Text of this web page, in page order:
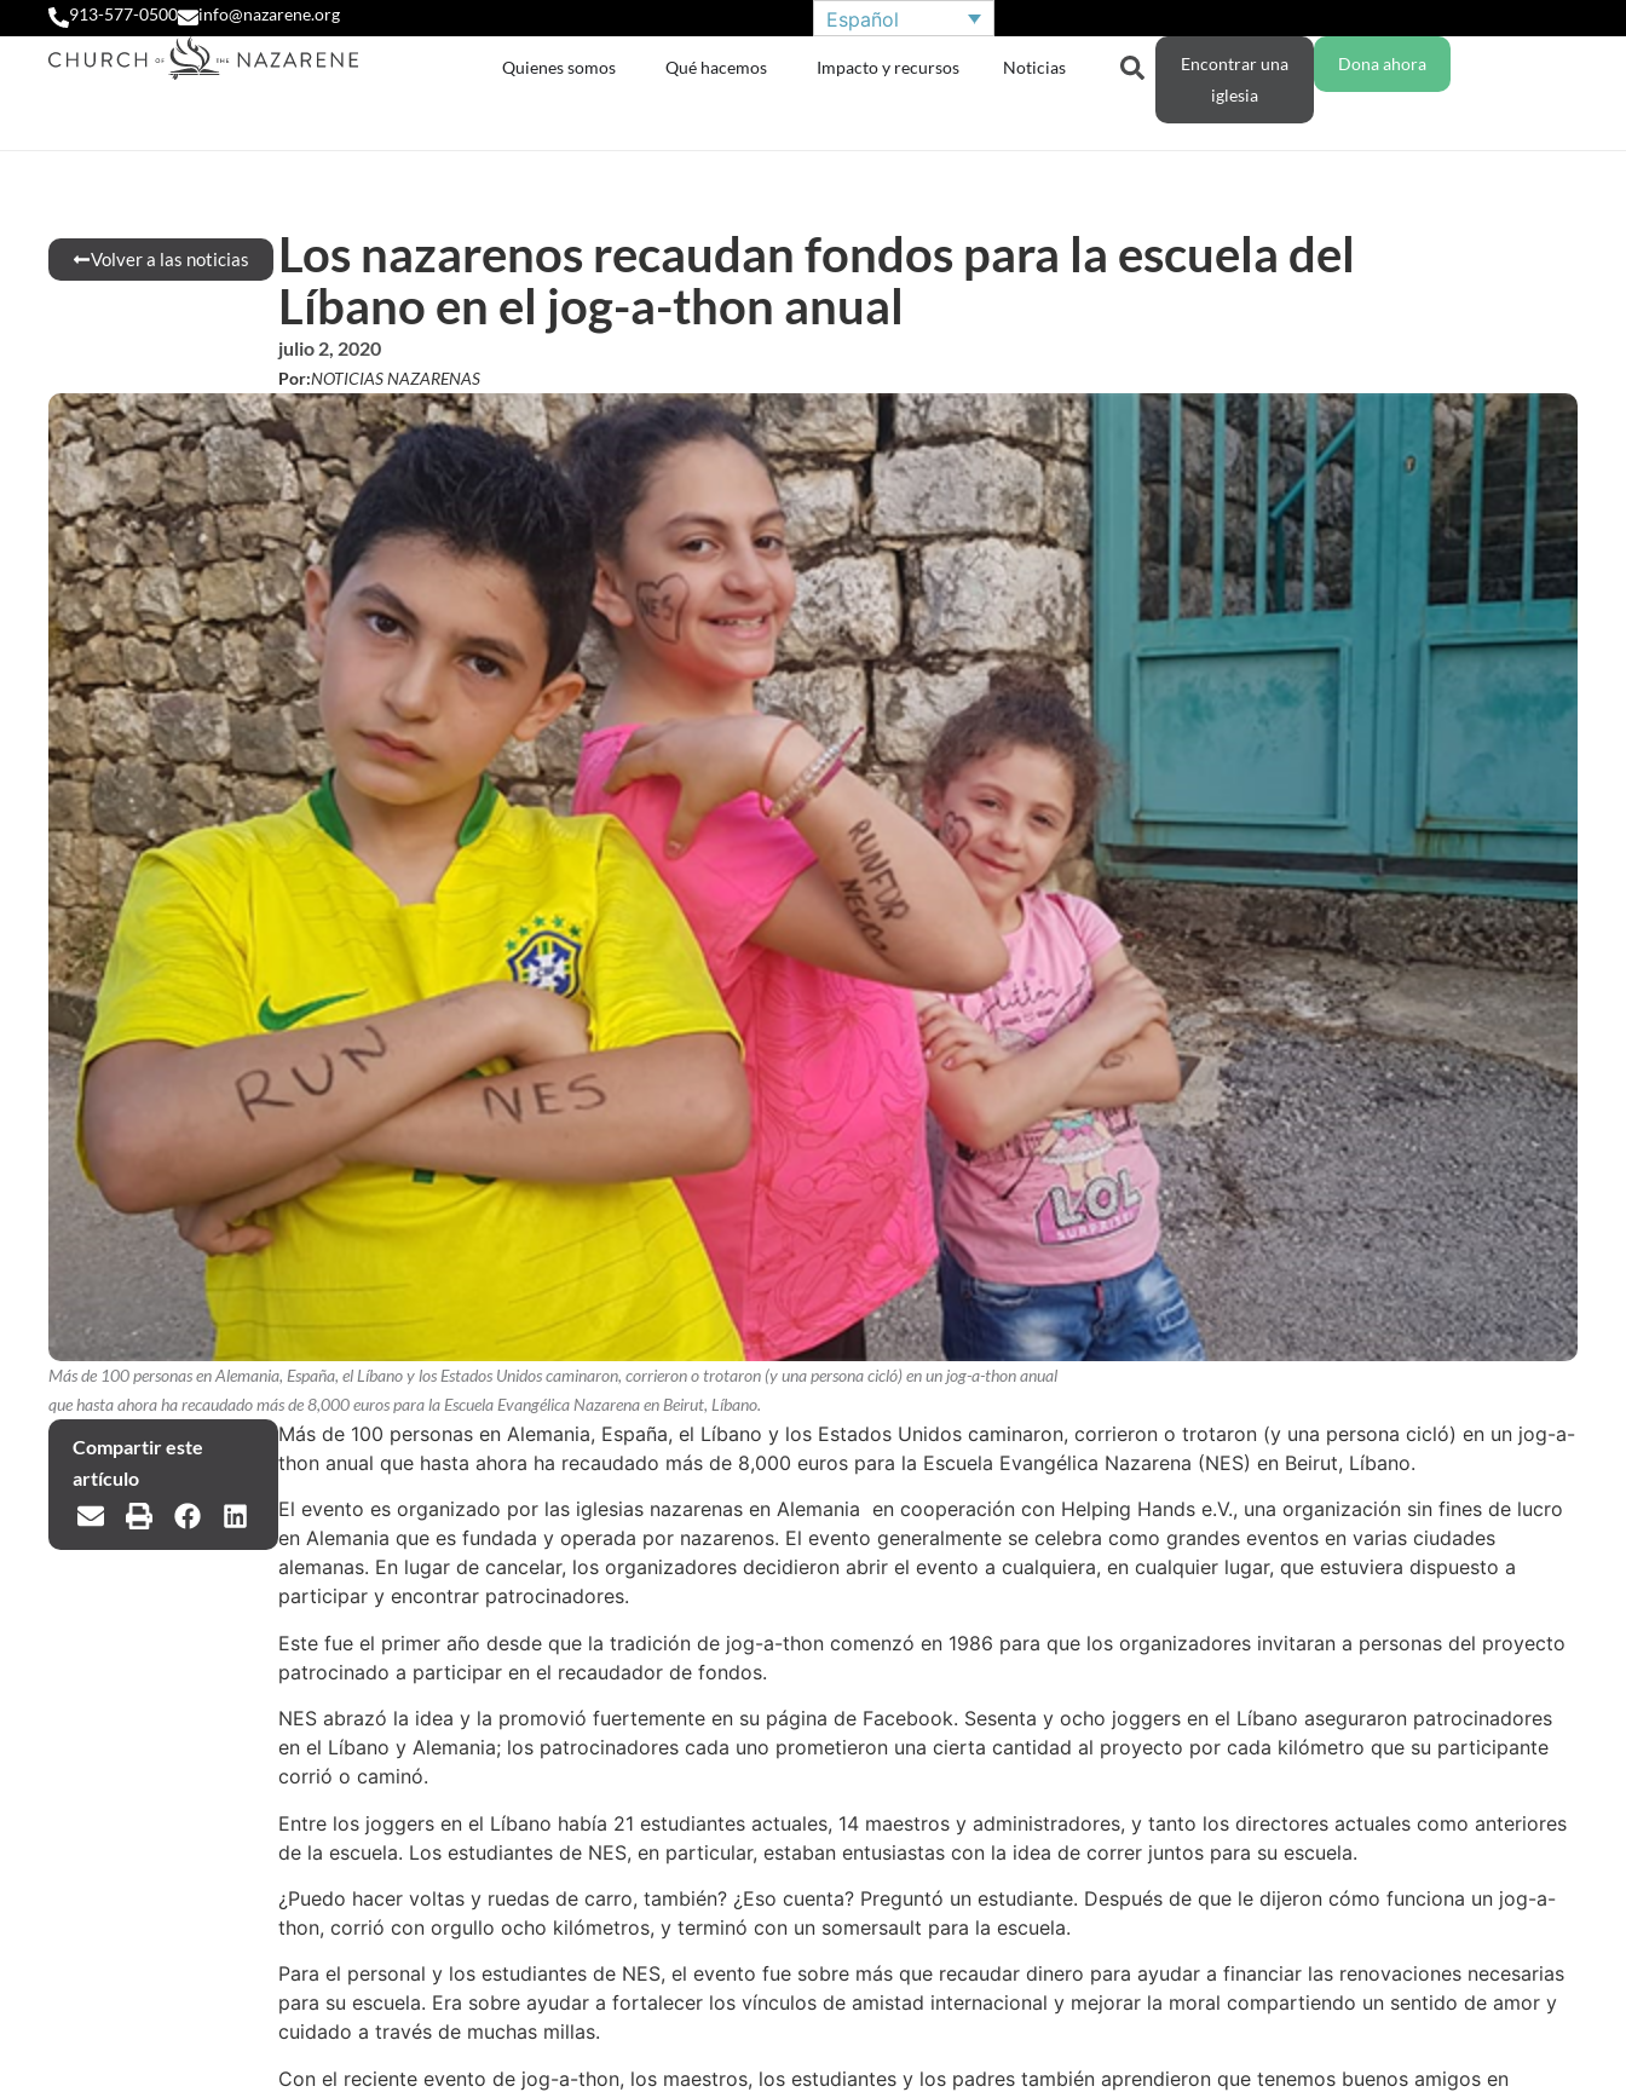
913-577-0500 info@nazarene.org Español
Quienes somos Qué hacemos Impacto y recursos Noticias
Encontrar una
iglesia
Dona ahora
Volver a las noticias
Los nazarenos recaudan fondos para la escuela del
Líbano en el jog-a-thon anual
julio 2, 2020
Por:NOTICIAS NAZARENAS
Más de 100 personas en Alemania, España, el Líbano y los Estados Unidos caminaron, corrieron o trotaron (y una persona cicló) en un jog-a-thon anual
que hasta ahora ha recaudado más de 8,000 euros para la Escuela Evangélica Nazarena en Beirut, Líbano.
Compartir este
artículo
Más de 100 personas en Alemania, España, el Líbano y los Estados Unidos caminaron, corrieron o trotaron (y una persona cicló) en un jog-a-
thon anual que hasta ahora ha recaudado más de 8,000 euros para la Escuela Evangélica Nazarena (NES) en Beirut, Líbano.
El evento es organizado por las iglesias nazarenas en Alemania en cooperación con Helping Hands e.V., una organización sin fines de lucro
en Alemania que es fundada y operada por nazarenos. El evento generalmente se celebra como grandes eventos en varias ciudades
alemanas. En lugar de cancelar, los organizadores decidieron abrir el evento a cualquiera, en cualquier lugar, que estuviera dispuesto a
participar y encontrar patrocinadores.
Este fue el primer año desde que la tradición de jog-a-thon comenzó en 1986 para que los organizadores invitaran a personas del proyecto
patrocinado a participar en el recaudador de fondos.
NES abrazó la idea y la promovió fuertemente en su página de Facebook. Sesenta y ocho joggers en el Líbano aseguraron patrocinadores
en el Líbano y Alemania; los patrocinadores cada uno prometieron una cierta cantidad al proyecto por cada kilómetro que su participante
corrió o caminó.
Entre los joggers en el Líbano había 21 estudiantes actuales, 14 maestros y administradores, y tanto los directores actuales como anteriores
de la escuela. Los estudiantes de NES, en particular, estaban entusiastas con la idea de correr juntos para su escuela.
¿Puedo hacer voltas y ruedas de carro, también? ¿Eso cuenta? Preguntó un estudiante. Después de que le dijeron cómo funciona un jog-a-
thon, corrió con orgullo ocho kilómetros, y terminó con un somersault para la escuela.
Para el personal y los estudiantes de NES, el evento fue sobre más que recaudar dinero para ayudar a financiar las renovaciones necesarias
para su escuela. Era sobre ayudar a fortalecer los vínculos de amistad internacional y mejorar la moral compartiendo un sentido de amor y
cuidado a través de muchas millas.
Con el reciente evento de jog-a-thon, los maestros, los estudiantes y los padres también aprendieron que tenemos buenos amigos en